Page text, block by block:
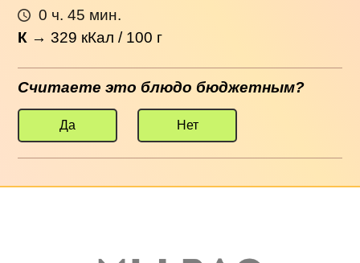
0 ч. 45 мин.
К →329 кКал / 100 г
Считаете это блюдо бюджетным?
Да Нет